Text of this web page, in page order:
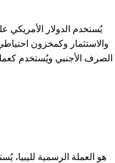
يُستخدم الدولار الأمريكي
والاستثمار وكمخزون
الصرف الأجنبي ويُستخدم